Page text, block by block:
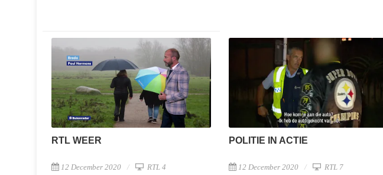
RTL WEER
12 December 2020 RTL 4
POLITIE IN ACTIE
12 December 2020 RTL 7